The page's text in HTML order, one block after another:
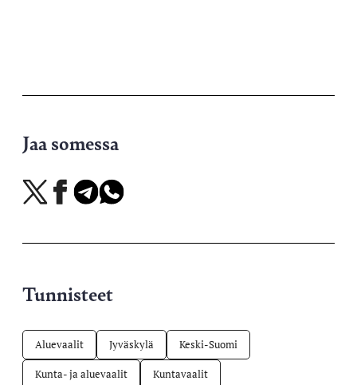
Jaa somessa
Jaa
X-
Jaa
Facebookissa
Jaa
Telegramissa
Jaa
WhatsAppissa
Tunnisteet
Aluevaalit Jyväskylä Keski-Suomi
Kunta- ja aluevaalit Kuntavaalit